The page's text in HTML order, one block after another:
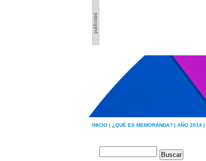
INICIO | ¿QUÉ ES MEMORANDA? | AÑO 2014 |